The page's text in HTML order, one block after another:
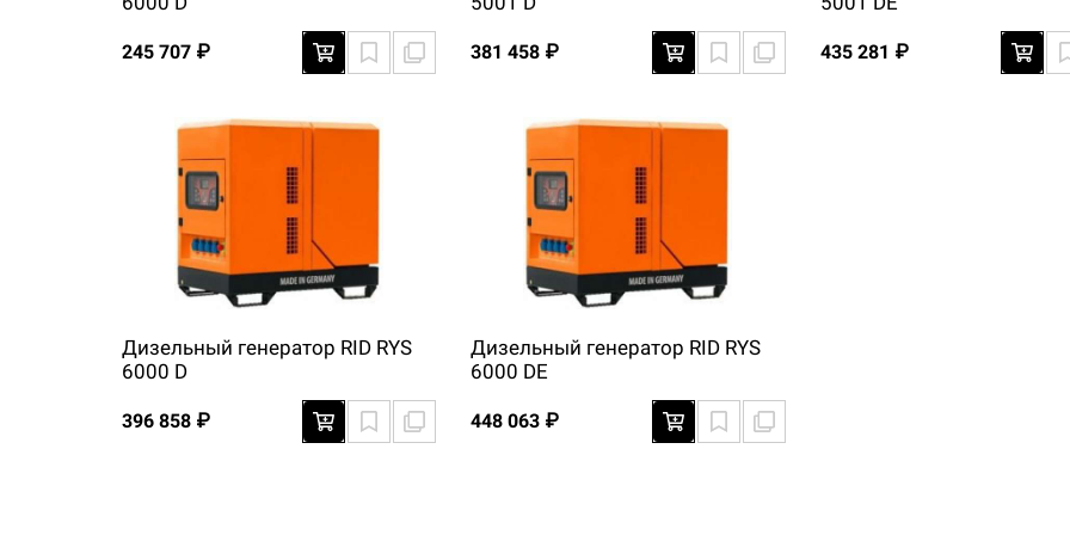
245 707 ₽ 381 458 ₽ 435 281 ₽
Дизельный генератор RID RYS
6000 D
396 858 ₽
Дизельный генератор RID RYS
6000 DE
448 063 ₽